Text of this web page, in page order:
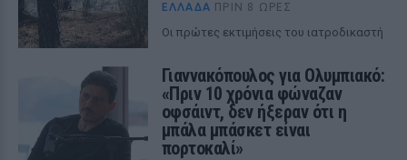
ΕΛΛΆΔΑ ΠΡΙΝ 8 ΏΡΕΣ
Οι πρώτες εκτιμήσεις του ιατροδικαστή
Γιαννακόπουλος για Ολυμπιακό:
«Πριν 10 χρόνια φώναζαν
οφσάιντ, δεν ήξεραν ότι η
μπάλα μπάσκετ είναι
πορτοκαλί»